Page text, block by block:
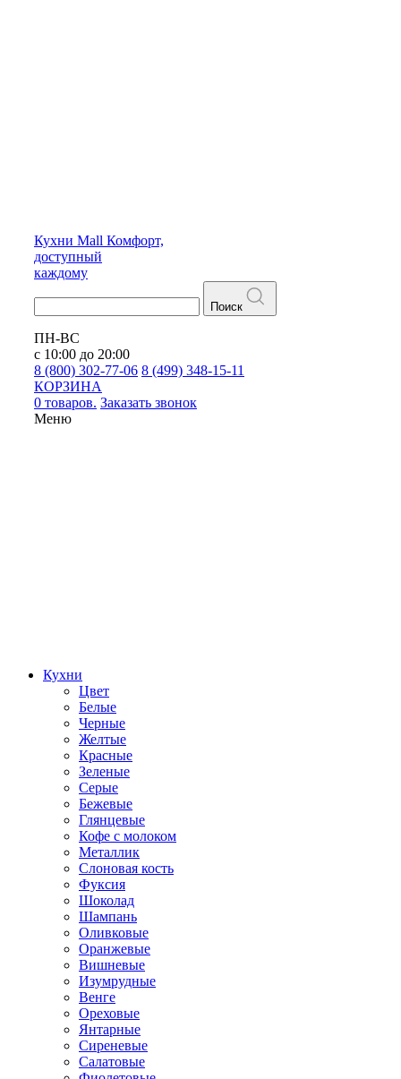
Кухни Mall Комфорт,
доступный
каждому
Поиск
ПН-ВС
с 10:00 до 20:00
8 (800) 302-77-06 8 (499) 348-15-11
КОРЗИНА
0 товаров. Заказать звонок
Меню
Кухни
Цвет
Белые
Черные
Желтые
Красные
Зеленые
Серые
Бежевые
Глянцевые
Кофе с молоком
Металлик
Слоновая кость
Фуксия
Шоколад
Шампань
Оливковые
Оранжевые
Вишневые
Изумрудные
Венге
Ореховые
Янтарные
Сиреневые
Салатовые